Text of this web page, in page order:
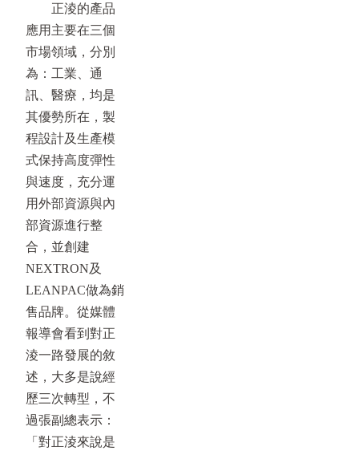
正淩的產品
應用主要在三個
市場領域，分別
為：工業、通
訊、醫療，均是
其優勢所在，製
程設計及生產模
式保持高度彈性
與速度，充分運
用外部資源與內
部資源進行整
合，並創建
NEXTRON及
LEANPAC做為銷
售品牌。從媒體
報導會看到對正
淩一路發展的敘
述，大多是說經
歷三次轉型，不
過張副總表示：
「對正淩來說是